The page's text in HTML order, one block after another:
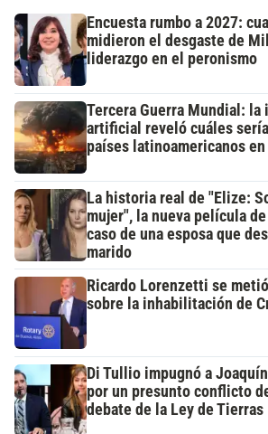
Encuesta rumbo a 2027:
midieron el desgaste de
liderazgo en el peronismo
Tercera Guerra Mundial:
artificial reveló cuáles
países latinoamericanos
La historia real de "Elize:
mujer", la nueva película
caso de una esposa que
marido
Ricardo Lorenzetti se
sobre la inhabilitación de
Di Tullio impugnó a
por un presunto conflicto
debate de la Ley de Tierras